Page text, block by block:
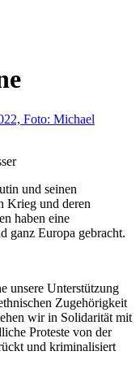
und seinen
Krieg und deren
haben eine
ganz Europa gebracht.
unsere Unterstützung
Zugehörigkeit
wir in Solidarität mit
Proteste von der
und kriminalisiert